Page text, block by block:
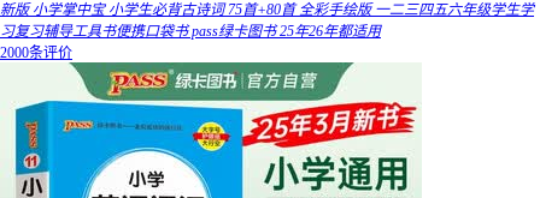
新版 小学掌中宝 小学生必背古诗词 75首+80首 全彩手绘版 一二三四五六年级学生学
习复习辅导工具书便携口袋书 pass绿卡图书 25年26年都适用
2000条评价